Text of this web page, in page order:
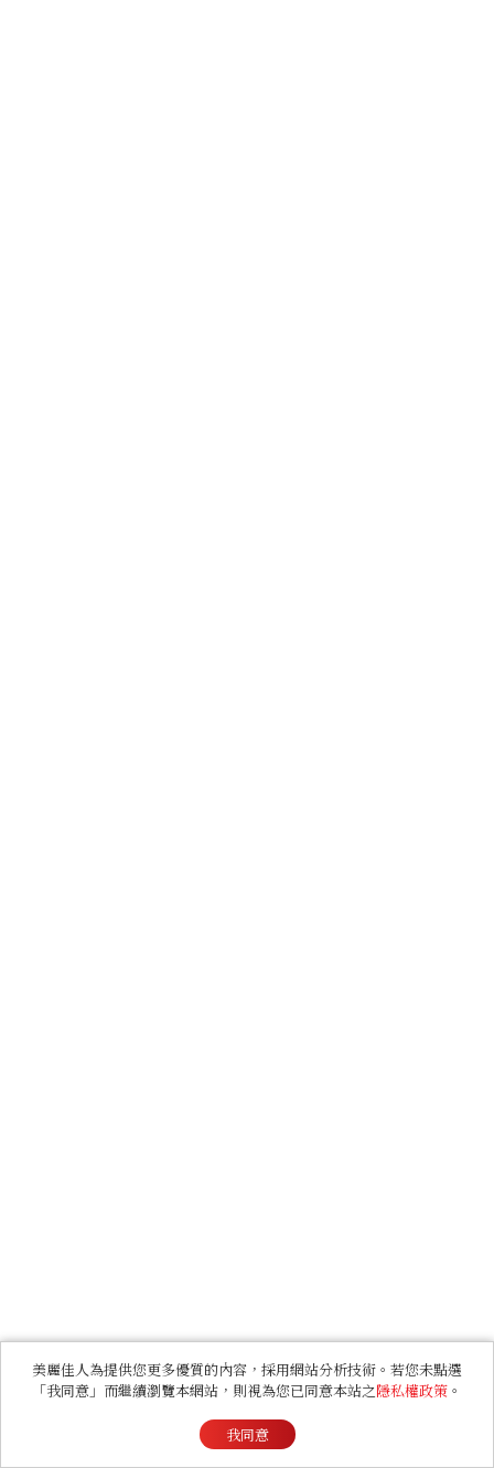
美麗佳人為提供您更多優質的內容，採用網站分析技術。若您未點選
「我同意」而繼續瀏覽本網站，則視為您已同意本站之隱私權政策 。
我同意